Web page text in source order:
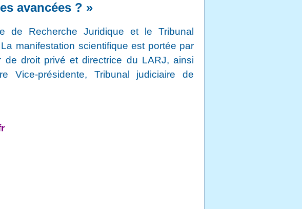
avancées ? »
de Recherche Juridique et le Tribunal
manifestation scientifique est portée par
de droit privé et directrice du LARJ, ainsi
Vice-présidente, Tribunal judiciaire de